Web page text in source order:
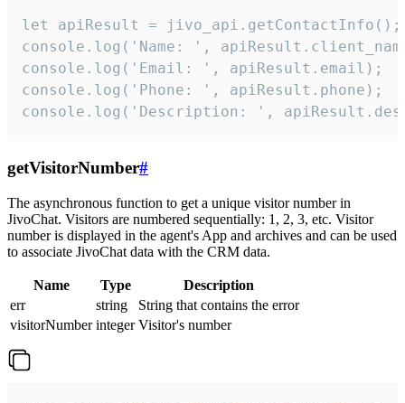
let apiResult = jivo_api.getContactInfo();
console.log('Name: ',
console.log('Email: ', apiResult.email);
console.log('Phone: ', apiResult.phone);
console.log('Description: ',
getVisitorNumber#
The asynchronous function to get a unique visitor number in
JivoChat. Visitors are numbered sequentially: 1, 2, 3, etc. Visitor
number is displayed in the agent's App and archives and can be used
to associate JivoChat data with the CRM data.
Name Type
Description
err
string
String that contains the error
visitorNumber integer Visitor's number